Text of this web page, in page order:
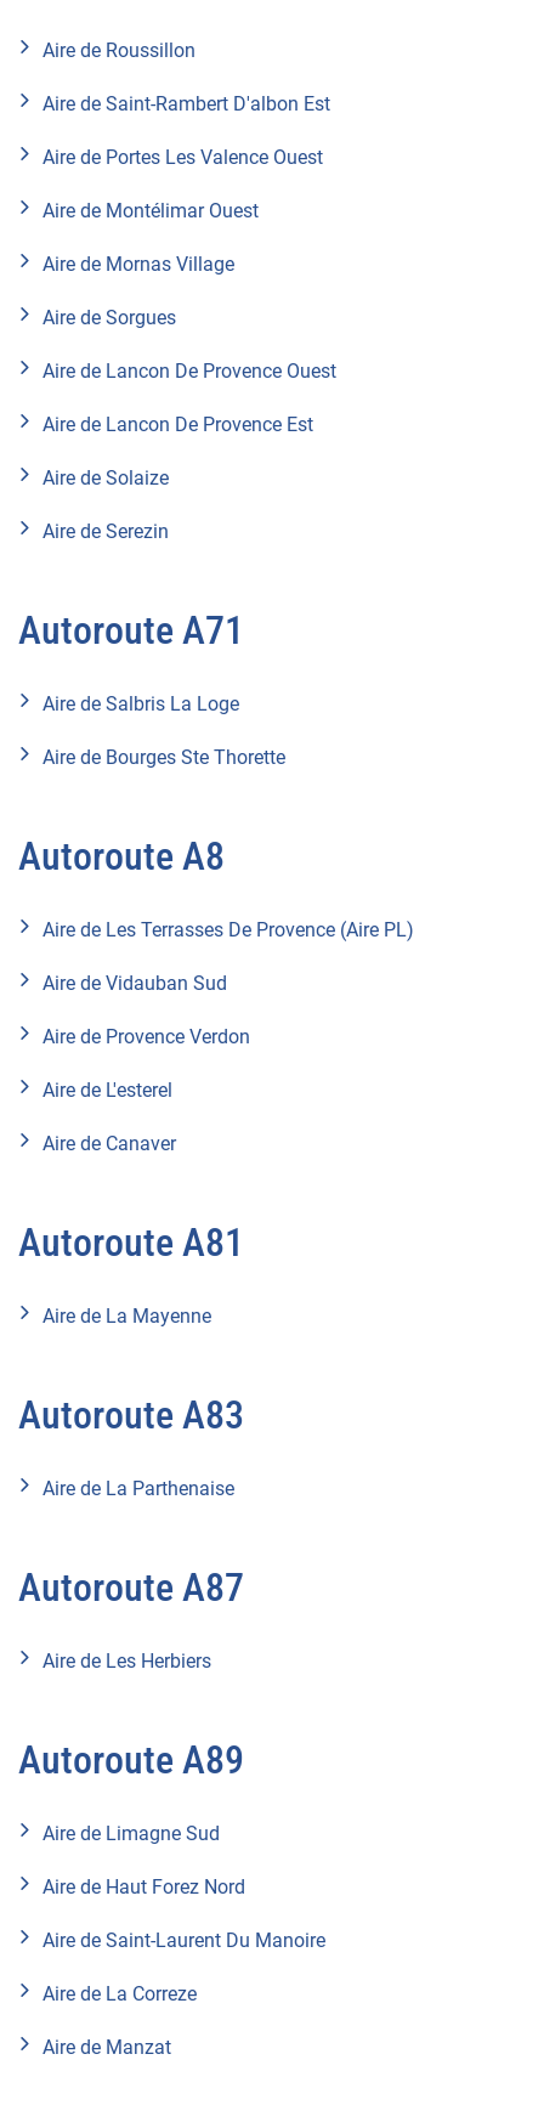
Aire de Roussillon
Aire de Saint-Rambert D'albon Est
Aire de Portes Les Valence Ouest
Aire de Montélimar Ouest
Aire de Mornas Village
Aire de Sorgues
Aire de Lancon De Provence Ouest
Aire de Lancon De Provence Est
Aire de Solaize
Aire de Serezin
Autoroute A71
Aire de Salbris La Loge
Aire de Bourges Ste Thorette
Autoroute A8
Aire de Les Terrasses De Provence (Aire PL)
Aire de Vidauban Sud
Aire de Provence Verdon
Aire de L'esterel
Aire de Canaver
Autoroute A81
Aire de La Mayenne
Autoroute A83
Aire de La Parthenaise
Autoroute A87
Aire de Les Herbiers
Autoroute A89
Aire de Limagne Sud
Aire de Haut Forez Nord
Aire de Saint-Laurent Du Manoire
Aire de La Correze
Aire de Manzat